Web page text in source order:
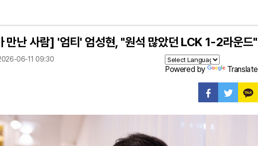
만난 사람] '엄티' 엄성현, "원석 많았던 LCK 1-2라운드"
06-11 09:30
Powered by Translate